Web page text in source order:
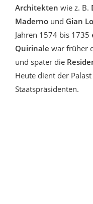
Architekten wie z. B.
Maderno und Gian
Jahren 1574 bis 1735
Quirinale war früher
und später die
Heute dient der
Staatspräsidenten.